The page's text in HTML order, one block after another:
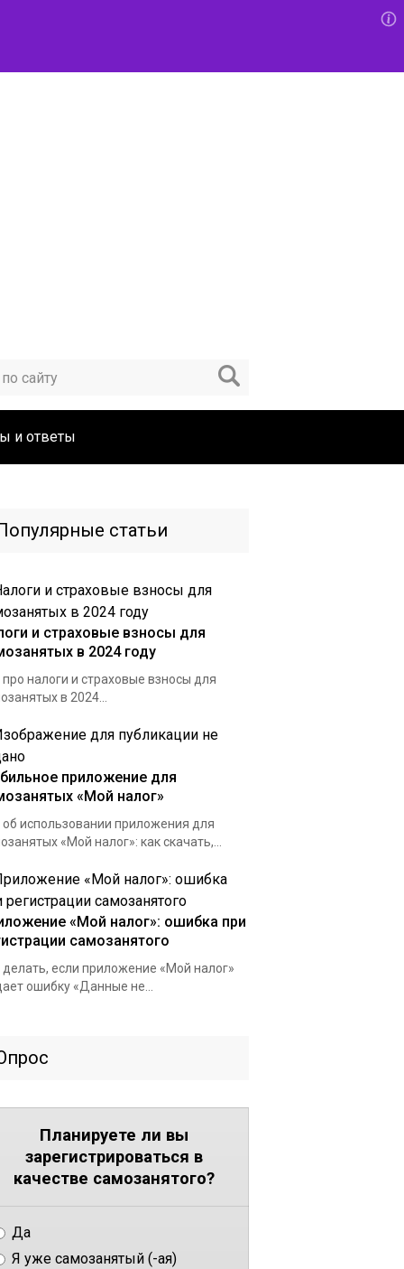
и ответы
статьи
и страховые взносы для
в 2024 году
про налоги и страховые взносы для
в 2024...
приложение для
«Мой налог»
об использовании приложения для
«Мой налог»: как скачать,...
«Мой налог»: ошибка при
самозанятого
делать, если приложение «Мой налог»
ошибку «Данные не...
Планируете ли вы
зарегистрироваться в
качестве самозанятого?
Да
Я уже самозанятый (-ая)